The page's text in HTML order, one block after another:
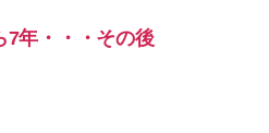
7年・・・その後